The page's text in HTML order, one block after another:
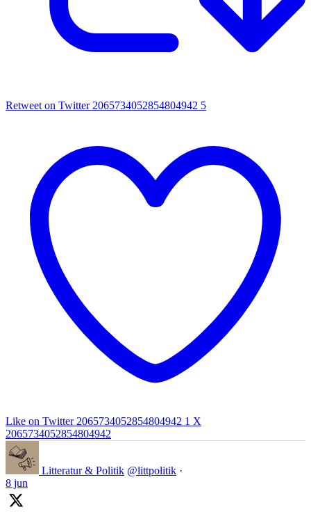
Retweet on Twitter 2065734052854804942 5
Like on Twitter 2065734052854804942 1 X
2065734052854804942
Litteratur & Politik @littpolitik ·
8 jun